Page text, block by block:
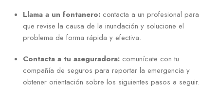
Llama a un fontanero: contacta a‍ un profesional ‍para
‍que revise la causa de ⁤la inundación ⁤y solucione el
problema ⁢de forma rápida y efectiva.
Contacta a tu aseguradora: comunícate ‍con tu
compañía de seguros para reportar la emergencia y⁢
obtener orientación sobre ‍los siguientes pasos a seguir.